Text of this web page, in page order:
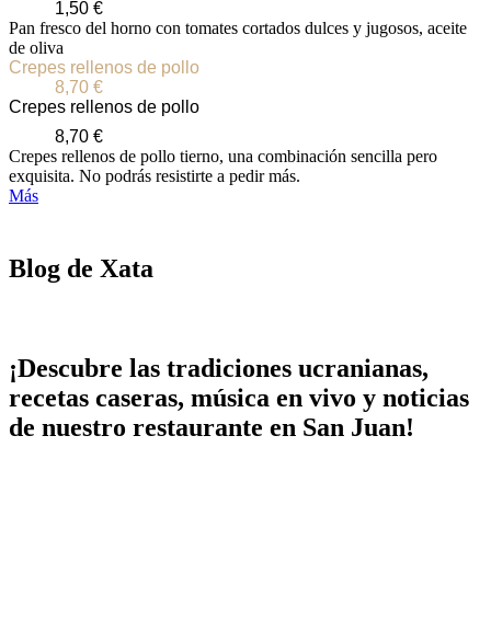
1,50€
Pan fresco del horno con tomates cortados dulces y jugosos, aceite
de oliva
Crepes rellenos de pollo
8,70€
Crepes rellenos de pollo
8,70€
Crepes rellenos de pollo tierno, una combinación sencilla pero
exquisita. No podrás resistirte a pedir más.
Más
Blog de Xata
¡Descubre las tradiciones ucranianas,
recetas caseras, música en vivo y noticias
de nuestro restaurante en San Juan!